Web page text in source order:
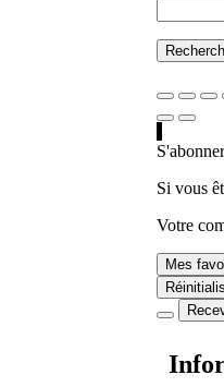
Si vous
Votre
Mes